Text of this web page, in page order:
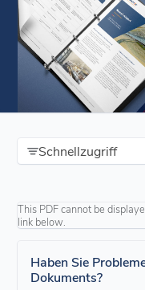
Schnellzugriff
This PDF cannot be
link below.
Haben Sie
Dokuments?